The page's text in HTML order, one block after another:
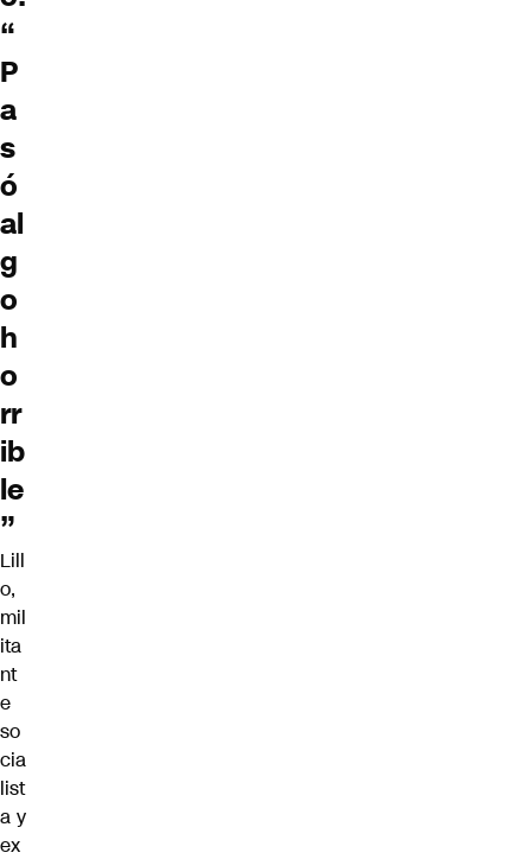
“
P
a
s
ó
al
g
o
h
o
rr
ib
le
”
Lill
o,
mil
ita
nt
e
so
cia
list
a y
ex